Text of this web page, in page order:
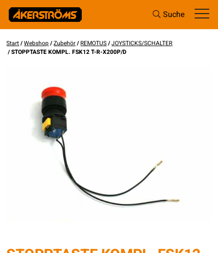
Suche
Start/Webshop/Zubehör/REMOTUS/JOYSTICKS/SCHALTER
/ STOPPTASTE KOMPL. FSK12 T-R-X200P/D